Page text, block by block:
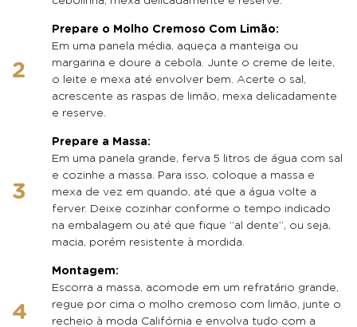
Prepare o Molho Cremoso Com Limão:
Em uma panela média, aqueça a manteiga ou
margarina e doure a cebola. Junte o creme de leite,
o leite e mexa até envolver bem. Acerte o sal,
acrescente as raspas de limão, mexa delicadamente
e reserve.
Prepare a Massa:
Em uma panela grande, ferva 5 litros de água com sal
e cozinhe a massa. Para isso, coloque a massa e
mexa de vez em quando, até que a água volte a
ferver. Deixe cozinhar conforme o tempo indicado
na embalagem ou até que fique “al dente”, ou seja,
macia, porém resistente à mordida.
Montagem:
Escorra a massa, acomode em um refratário grande,
regue por cima o molho cremoso com limão, junte o
recheio à moda Califórnia e envolva tudo com a